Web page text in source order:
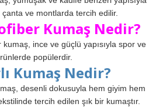
çanta ve montlarda tercih edilir.
Kumaş Nedir?
kumaş, ince ve güçlü yapısıyla spor ve
popülerdir.
Kumaş Nedir?
desenli dokusuyla hem giyim hem
tercih edilen şık bir kumaştır.